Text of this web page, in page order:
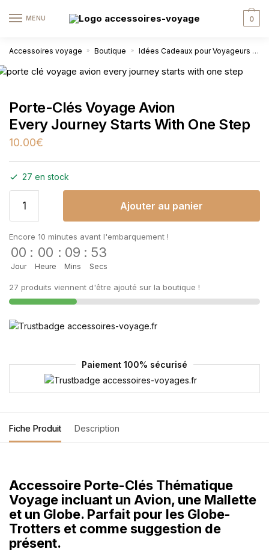
MENU 0
Accessoires voyage » Boutique » Idées Cadeaux pour Voyageurs
Porte-Clés Voyage Avion
Every Journey Starts With One Step
10.00€
27 en stock
Ajouter au panier
Encore 10 minutes avant l'embarquement !
00
Jour
: 00
Heure
: 09
Mins
: 52
Secs
27 produits viennent d'être ajouté sur la boutique !
Paiement 100% sécurisé
Fiche Produit Description
Accessoire Porte-Clés Thématique
Voyage incluant un Avion, une Mallette
et un Globe. Parfait pour les Globe-
Trotters et comme suggestion de
présent.